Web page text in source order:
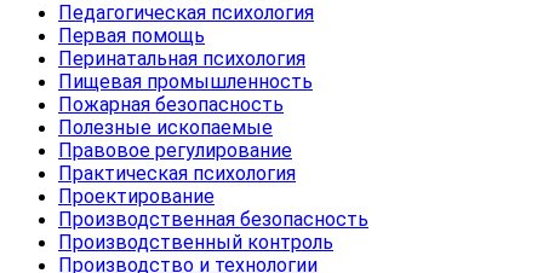
Педагогическая психология
Первая помощь
Перинатальная психология
Пищевая промышленность
Пожарная безопасность
Полезные ископаемые
Правовое регулирование
Практическая психология
Проектирование
Производственная безопасность
Производственный контроль
Производство и технологии